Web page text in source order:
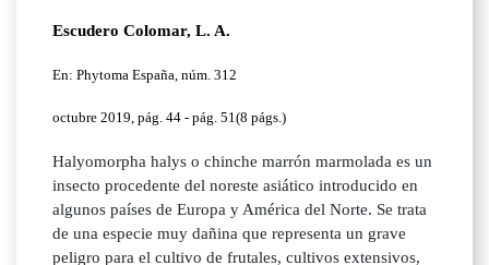
Escudero Colomar, L. A.
En: Phytoma España, núm. 312
octubre 2019, pág. 44 - pág. 51(8 págs.)
Halyomorpha halys o chinche marrón marmolada es un
insecto procedente del noreste asiático introducido en
algunos países de Europa y América del Norte. Se trata
de una especie muy dañina que representa un grave
peligro para el cultivo de frutales, cultivos extensivos,